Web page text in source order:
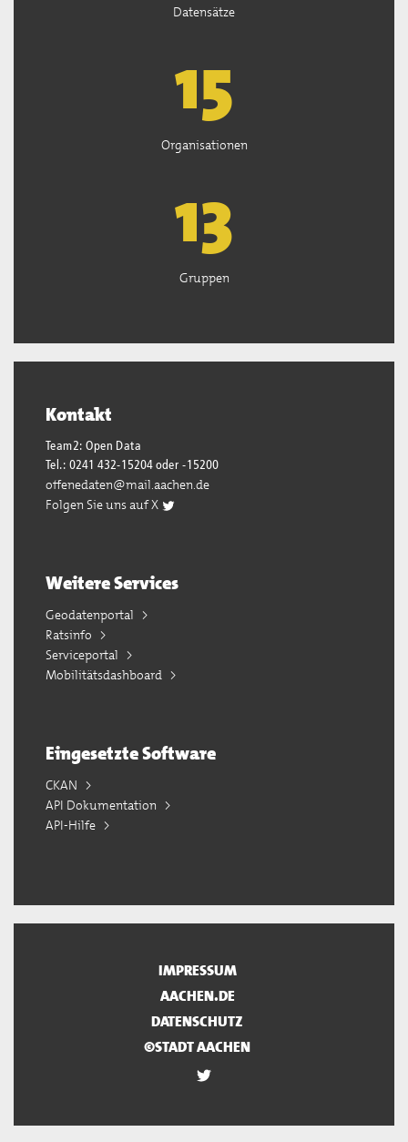
Datensätze
15
Organisationen
13
Gruppen
Kontakt
Team2: Open Data
Tel.: 0241 432-15204 oder -15200
offenedaten@mail.aachen.de
Folgen Sie uns auf X
Weitere Services
Geodatenportal
Ratsinfo
Serviceportal
Mobilitätsdashboard
Eingesetzte Software
CKAN
API Dokumentation
API-Hilfe
IMPRESSUM
AACHEN.DE
DATENSCHUTZ
©STADT AACHEN